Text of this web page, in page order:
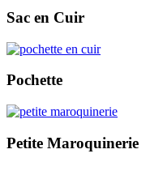
Sac en Cuir
Pochette
Petite Maroquinerie